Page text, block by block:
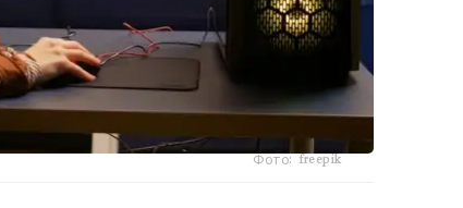
Фото: freepik